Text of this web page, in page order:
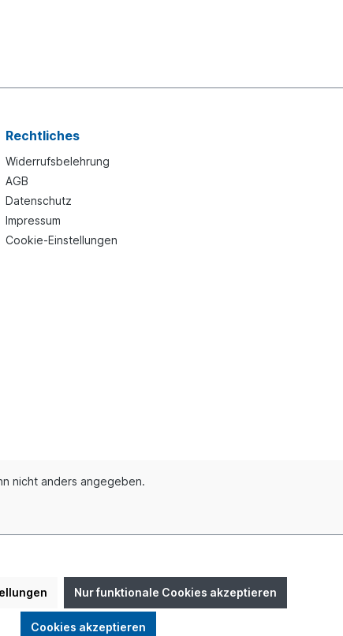
Rechtliches
Widerrufsbelehrung
AGB
Datenschutz
Impressum
Cookie-Einstellungen
nicht anders angegeben.
Nur funktionale Cookies akzeptieren
Cookies akzeptieren